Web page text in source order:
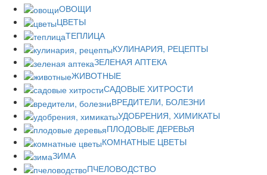
ОВОЩИ
ЦВЕТЫ
ТЕПЛИЦА
КУЛИНАРИЯ, РЕЦЕПТЫ
ЗЕЛЕНАЯ АПТЕКА
ЖИВОТНЫЕ
САДОВЫЕ ХИТРОСТИ
ВРЕДИТЕЛИ, БОЛЕЗНИ
УДОБРЕНИЯ, ХИМИКАТЫ
ПЛОДОВЫЕ ДЕРЕВЬЯ
КОМНАТНЫЕ ЦВЕТЫ
ЗИМА
ПЧЕЛОВОДСТВО